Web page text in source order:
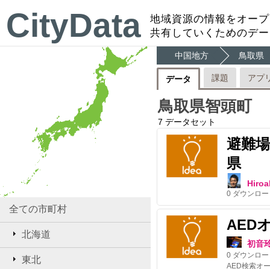
CityData
地域資源の情報をオー
共有していくためのデ
全ての市町村
北海道
東北
中国地方 鳥取県
データ 課題 アプ
鳥取県智頭町
7 データセット
避難
県
0 ダウンロ
AED
初音
0 ダウンロ